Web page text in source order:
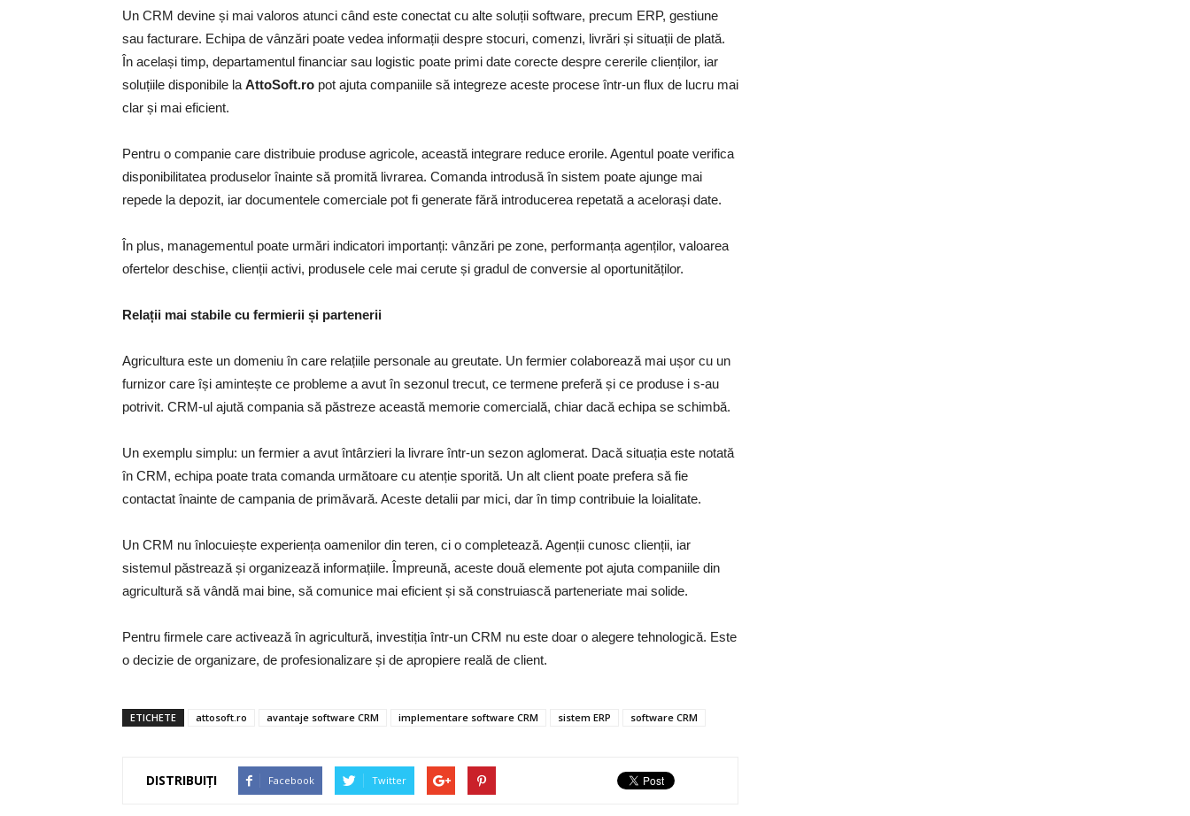
Un CRM devine și mai valoros atunci când este conectat cu alte soluții software, precum ERP, gestiune
sau facturare. Echipa de vânzări poate vedea informații despre stocuri, comenzi, livrări și situații de plată.
În același timp, departamentul financiar sau logistic poate primi date corecte despre cererile clienților, iar
soluțiile disponibile la AttoSoft.ro pot ajuta companiile să integreze aceste procese într-un flux de lucru mai
clar și mai eficient.
Pentru o companie care distribuie produse agricole, această integrare reduce erorile. Agentul poate verifica
disponibilitatea produselor înainte să promită livrarea. Comanda introdusă în sistem poate ajunge mai
repede la depozit, iar documentele comerciale pot fi generate fără introducerea repetată a acelorași date.
În plus, managementul poate urmări indicatori importanți: vânzări pe zone, performanța agenților, valoarea
ofertelor deschise, clienții activi, produsele cele mai cerute și gradul de conversie al oportunităților.
Relații mai stabile cu fermierii și partenerii
Agricultura este un domeniu în care relațiile personale au greutate. Un fermier colaborează mai ușor cu un
furnizor care își amintește ce probleme a avut în sezonul trecut, ce termene preferă și ce produse i s-au
potrivit. CRM-ul ajută compania să păstreze această memorie comercială, chiar dacă echipa se schimbă.
Un exemplu simplu: un fermier a avut întârzieri la livrare într-un sezon aglomerat. Dacă situația este notată
în CRM, echipa poate trata comanda următoare cu atenție sporită. Un alt client poate prefera să fie
contactat înainte de campania de primăvară. Aceste detalii par mici, dar în timp contribuie la loialitate.
Un CRM nu înlocuiește experiența oamenilor din teren, ci o completează. Agenții cunosc clienții, iar
sistemul păstrează și organizează informațiile. Împreună, aceste două elemente pot ajuta companiile din
agricultură să vândă mai bine, să comunice mai eficient și să construiască parteneriate mai solide.
Pentru firmele care activează în agricultură, investiția într-un CRM nu este doar o alegere tehnologică. Este
o decizie de organizare, de profesionalizare și de apropiere reală de client.
ETICHETE attosoft.ro avantaje software CRM implementare software CRM sistem ERP software CRM
DISTRIBUIȚI Facebook Twitter